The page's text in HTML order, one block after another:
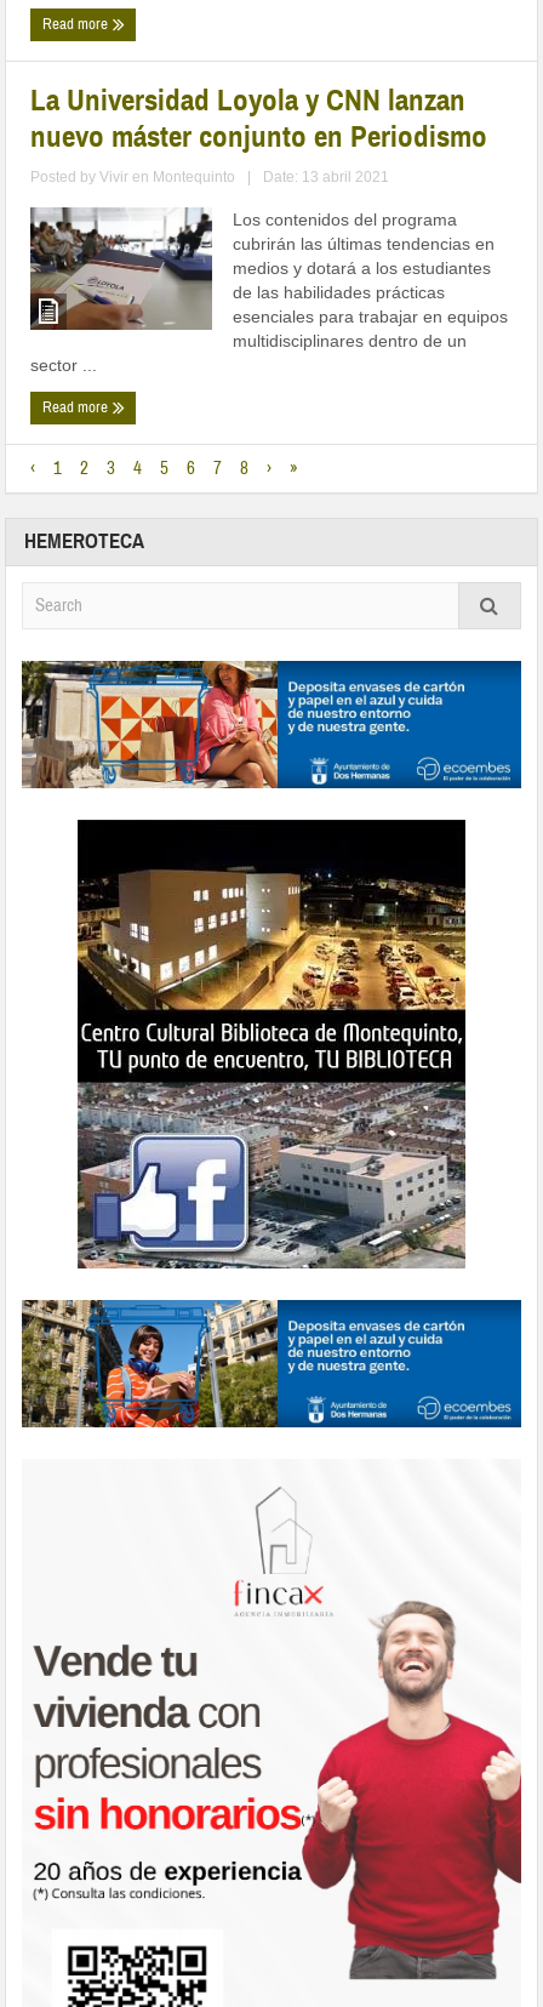
Read more
La Universidad Loyola y CNN lanzan
nuevo máster conjunto en Periodismo
Posted byVivir en Montequinto Date: 13 abril 2021
Los contenidos del programa
cubrirán las últimas tendencias en
medios y dotará a los estudiantes
de las habilidades prácticas
esenciales para trabajar en equipos
multidisciplinares dentro de un
sector ...
Read more
‹ 1 2 3 4 5 6 7 8 › »
HEMEROTECA